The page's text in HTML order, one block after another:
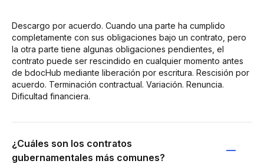
Descargo por acuerdo. Cuando una parte ha cumplido
completamente con sus obligaciones bajo un contrato, pero
la otra parte tiene algunas obligaciones pendientes, el
contrato puede ser rescindido en cualquier momento antes
de bdocHub mediante liberación por escritura. Rescisión por
acuerdo. Terminación contractual. Variación. Renuncia.
Dificultad financiera.
¿Cuáles son los contratos
gubernamentales más comunes?